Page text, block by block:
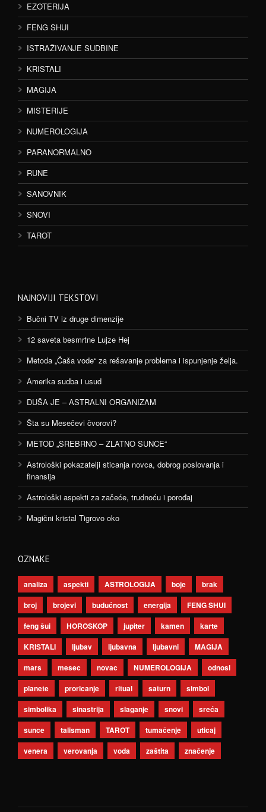
EZOTERIJA
FENG SHUI
ISTRAŽIVANJE SUDBINE
KRISTALI
MAGIJA
MISTERIJE
NUMEROLOGIJA
PARANORMALNO
RUNE
SANOVNIK
SNOVI
TAROT
NAJNOVIJI TEKSTOVI
Bučni TV iz druge dimenzije
12 saveta besmrtne Lujze Hej
Metoda „Čaša vode“ za rešavanje problema i ispunjenje želja.
Amerika sudba i usud
DUŠA JE – ASTRALNI ORGANIZAM
Šta su Mesečevi čvorovi?
METOD „SREBRNO – ZLATNO SUNCE“
Astrološki pokazatelji sticanja novca, dobrog poslovanja i
finansija
Astrološki aspekti za začeće, trudnoću i porođaj
Magični kristal Tigrovo oko
OZNAKE
analiza aspekti ASTROLOGIJA boje
brak
broj
brojevi budućnost energija
FENG SHUI
feng šui
HOROSKOP jupiter kamen
karte
KRISTALI
ljubav ljubavna ljubavni
MAGIJA
mars
mesec novac NUMEROLOGIJA
odnosi
planete
proricanje ritual saturn
simbol
simbolika
sinastrija slaganje snovi
sreća
sunce
talisman TAROT tumačenje
uticaj
venera
verovanja voda zaštita značenje